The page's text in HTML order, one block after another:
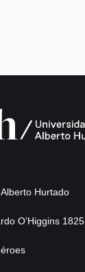
Hurtado
O’Higgins 1825